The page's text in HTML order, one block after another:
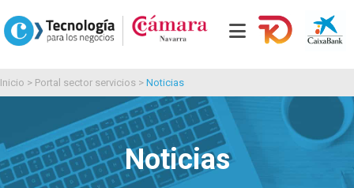
Inicio > Portal sector servicios > Noticias
Noticias